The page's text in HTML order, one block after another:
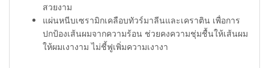
สวยงาม
​แผ่นหนีบเซรามิกเคลือบทัวร์มาลีนและเคราติน เพื่อการ
ปกป้องเส้นผมจากความร้อน ช่วยคงความชุ่มชื้นให้เส้นผม
ให้ผมเงางาม ไม่ชี้ฟู​เพิ่มความเงางา